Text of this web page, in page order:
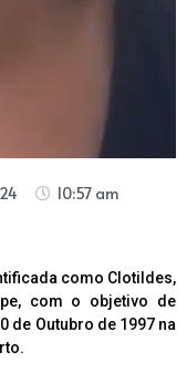
10:57 am
como Clotildes,
com o objetivo de
de Outubro de 1997 na